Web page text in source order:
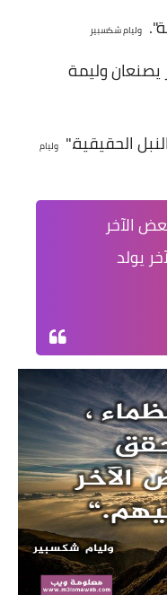
للبطن
للأرداف
الحمل والولادة
الحمل والولادة
بالطفل
الحامل
بحديثي الولادة
الطفل
وحاسبات
وليام شكسبير
وليمة
الحقيقية." وليام
الآخر
يولد